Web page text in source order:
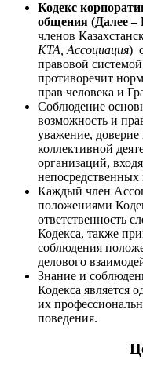
Кодекс
общения (Далее –
членов
КТА, Ассоциация)
правовой
противоречит
прав человека и
Соблюдение
возможность и
уважение,
коллективной
организаций,
непосредственных
Каждый член
положениями
ответственность
Кодекса, также
соблюдения
делового
Знание и
Кодекса является
их
поведения.